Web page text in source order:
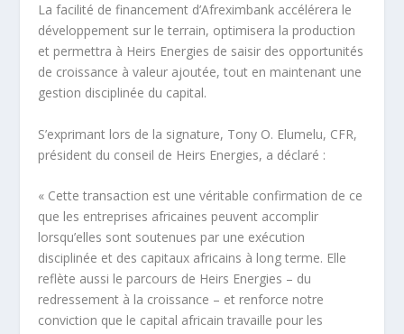
La facilité de financement d’Afreximbank accélérera le
développement sur le terrain, optimisera la production
et permettra à Heirs Energies de saisir des opportunités
de croissance à valeur ajoutée, tout en maintenant une
gestion disciplinée du capital.
S’exprimant lors de la signature, Tony O. Elumelu, CFR,
président du conseil de Heirs Energies, a déclaré :
« Cette transaction est une véritable confirmation de ce
que les entreprises africaines peuvent accomplir
lorsqu’elles sont soutenues par une exécution
disciplinée et des capitaux africains à long terme. Elle
reflète aussi le parcours de Heirs Energies – du
redressement à la croissance – et renforce notre
conviction que le capital africain travaille pour les